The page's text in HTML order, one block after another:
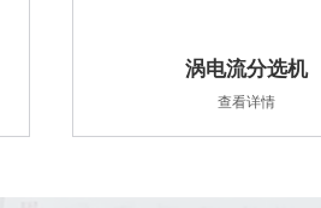
涡电流分选机
查看详情